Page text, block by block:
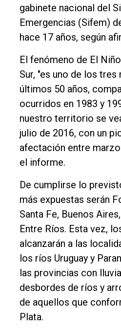
gabinete nacional del
Emergencias (Sifem)
hace 17 años, según
El fenómeno de El
Sur, "es uno de los
últimos 50 años,
ocurridos en 1983 y
nuestro territorio se
julio de 2016, con un
afectación entre
el informe.
De cumplirse lo
más expuestas serán
Santa Fe, Buenos
Entre Ríos. Esta vez,
alcanzarán a las
los ríos Uruguay y
las provincias con
desbordes de ríos y
de aquellos que
Plata.